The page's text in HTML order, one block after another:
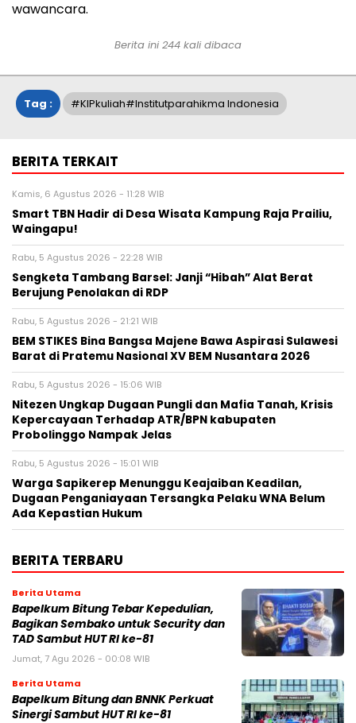
wawancara.
Berita ini 244 kali dibaca
Tag : #KIPkuliah#Institutparahikma Indonesia
BERITA TERKAIT
Kamis, 6 Agustus 2026 - 11:28 WIB
Smart TBN Hadir di Desa Wisata Kampung Raja Prailiu,
Waingapu!
Rabu, 5 Agustus 2026 - 22:28 WIB
Sengketa Tambang Barsel: Janji “Hibah” Alat Berat
Berujung Penolakan di RDP
Rabu, 5 Agustus 2026 - 21:21 WIB
BEM STIKES Bina Bangsa Majene Bawa Aspirasi Sulawesi
Barat di Pratemu Nasional XV BEM Nusantara 2026
Rabu, 5 Agustus 2026 - 15:06 WIB
Nitezen Ungkap Dugaan Pungli dan Mafia Tanah, Krisis
Kepercayaan Terhadap ATR/BPN kabupaten
Probolinggo Nampak Jelas
Rabu, 5 Agustus 2026 - 15:01 WIB
Warga Sapikerep Menunggu Keajaiban Keadilan,
Dugaan Penganiayaan Tersangka Pelaku WNA Belum
Ada Kepastian Hukum
BERITA TERBARU
Berita Utama
Bapelkum Bitung Tebar Kepedulian,
Bagikan Sembako untuk Security dan
TAD Sambut HUT RI ke-81
Jumat, 7 Agu 2026 - 00:08 WIB
Berita Utama
Bapelkum Bitung dan BNNK Perkuat
Sinergi Sambut HUT RI ke-81